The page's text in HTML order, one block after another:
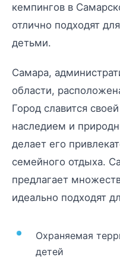
кемпингов в
отлично подходят
детьми.
Самара,
области,
Город славится
наследием и
делает его
семейного отдыха.
предлагает
идеально подходят
Охраняемая
детей